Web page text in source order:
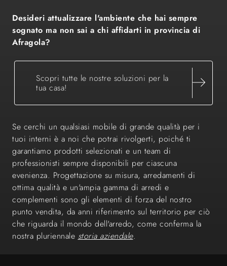
Desideri attualizzare l'ambiente che hai sempre
sognato ma non sai a chi affidarti in provincia di
Afragola?
Scopri tutte le nostre soluzioni per la
tua casa!
Se cerchi un qualsiasi mobile di grande qualità per i
tuoi interni è a noi che potrai rivolgerti, poiché ti
garantiamo prodotti selezionati e un team di
professionisti sempre disponibili per ciascuna
evenienza. Progettazione su misura, arredamenti di
ottima qualità e un'ampia gamma di arredi e
complementi sono gli elementi di forza del nostro
punto vendita, da anni riferimento sul territorio per ciò
che riguarda il mondo dell'arredo, come conferma la
nostra pluriennale storia aziendale.